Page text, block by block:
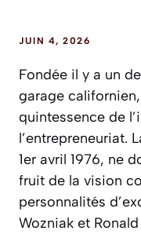
JUIN 4, 2026
Fondée il y a un
garage
quintessence de
l’entrepreneuriat.
1er avril 1976, ne
fruit de la vision
personnalités
Wozniak et